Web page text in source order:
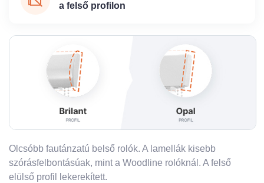
a felső profilon
Olcsóbb fautánzatú belső rolók. A lamellák kisebb
szórásfelbontásúak, mint a Woodline rolóknál. A felső
elülső profil lekerekített.